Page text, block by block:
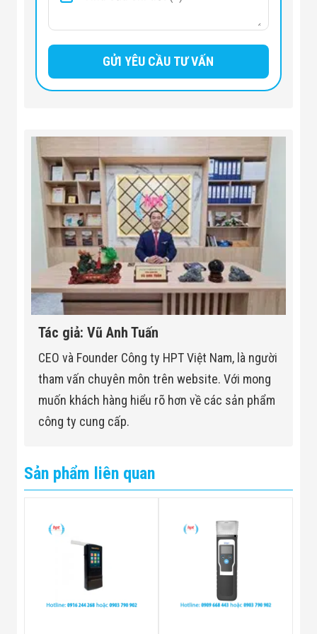
Tác giả: Vũ Anh Tuấn
CEO và Founder Công ty HPT Việt Nam, là người
tham vấn chuyên môn trên website. Với mong
muốn khách hàng hiểu rõ hơn về các sản phẩm
công ty cung cấp.
Sản phẩm liên quan